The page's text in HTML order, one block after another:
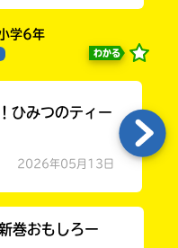
学6年
わかる
ひみつのティー
2026年05月13日
巻おもしろー